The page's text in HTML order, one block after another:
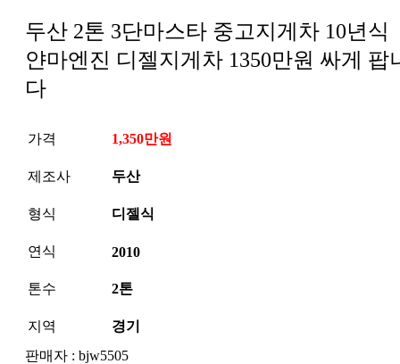
두산 2톤 3단마스타 중고지게차 10년식
얀마엔진 디젤지게차 1350만원 싸게 팝
다
가격 1,350만원
제조사 두산
형식 디젤식
연식 2010
톤수 2톤
지역
경기
판매자 : bjw5505